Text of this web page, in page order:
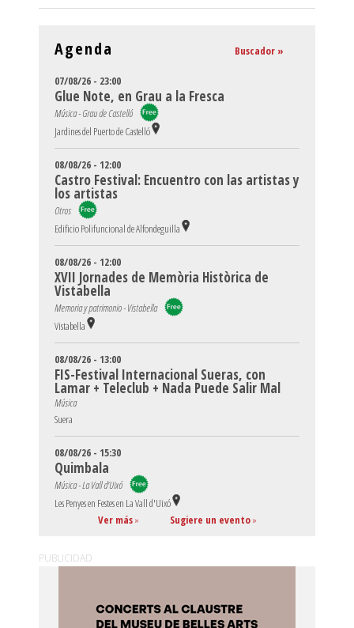
Agenda Buscador »
07/08/26 - 23:00
Glue Note, en Grau a la Fresca
Música - Grau de Castelló
Jardines del Puerto de Castelló
08/08/26 - 12:00
Castro Festival: Encuentro con las artistas y
los artistas
Otros
Edificio Polifuncional de Alfondeguilla
08/08/26 - 12:00
XVII Jornades de Memòria Històrica de
Vistabella
Memoria y patrimonio - Vistabella
Vistabella
08/08/26 - 13:00
FIS-Festival Internacional Sueras, con
Lamar + Teleclub + Nada Puede Salir Mal
Música
Suera
08/08/26 - 15:30
Quimbala
Música - La Vall d'Uixó
Les Penyes en Festes en La Vall d'Uixó
Ver más» Sugiere un evento»
PUBLICIDAD